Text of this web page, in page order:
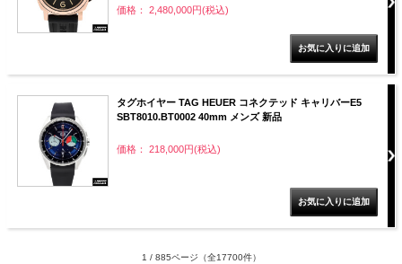
価格： 2,480,000円(税込)
タグホイヤー TAG HEUER コネクテッド キャリバーE5
SBT8010.BT0002 40mm メンズ 新品
価格： 218,000円(税込)
1 / 885ページ （全17700件）